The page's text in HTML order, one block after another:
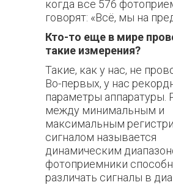
когда все 576
говорят: «Всё, мы на
Кто-то еще в мире
такие измерения?
Такие, как у нас, не
Во-первых, у нас
параметры аппаратуры.
между минимальным и
максимальным
сигналом называется
динамическим
фотоприемники
различать сигналы в